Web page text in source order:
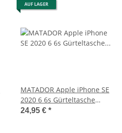
AUF LAGER
MATADOR Apple iPhone SE
2020 6 6s Gürteltasche
Vertikal Schwarz
24,95 € *